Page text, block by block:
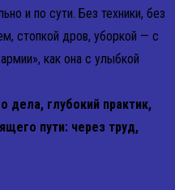
и по сути. Без техники, без
стопкой дров, уборкой — с
как она с улыбкой
дела, глубокий практик,
пути: через труд,